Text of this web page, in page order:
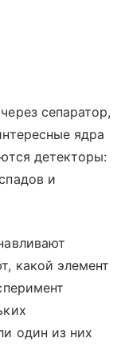
сепаратор,
ядра
детекторы:
и
какой элемент
один из них